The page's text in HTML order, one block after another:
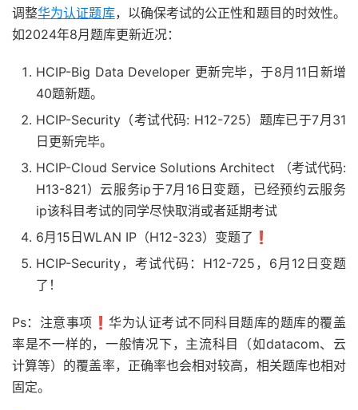
调整华为认证题库，以确保考试的公正性和题目的时效性。
如2024年8月题库更新近况：
HCIP-Big Data Developer 更新完毕，于8月11日新增
40题新题。
HCIP-Security（考试代码: H12-725）题库已于7月31
日更新完毕。
HCIP-Cloud Service Solutions Architect （考试代码:
H13-821）云服务ip于7月16日变题，已经预约云服务
ip该科目考试的同学尽快取消或者延期考试
6月15日WLAN IP（H12-323）变题了❗️
HCIP-Security，考试代码：H12-725，6月12日变题
了！
Ps：注意事项❗️华为认证考试不同科目题库的题库的覆盖
率是不一样的，一般情况下，主流科目（如datacom、云
计算等）的覆盖率，正确率也会相对较高，相关题库也相对
固定。